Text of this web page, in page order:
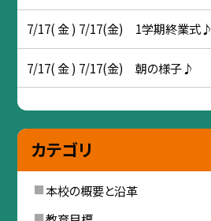
7/17( 金 ) 7/17(金) 1学期終業式♪
7/17( 金 ) 7/17(金) 朝の様子♪
カテゴリ
本校の概要と沿革